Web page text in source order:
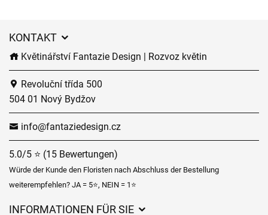
KONTAKT
Květinářství Fantazie Design | Rozvoz květin
Revoluční třída 500
504 01 Nový Bydžov
info@fantaziedesign.cz
5.0/5 ⭐ (15 Bewertungen)
Würde der Kunde den Floristen nach Abschluss der Bestellung
weiterempfehlen? JA = 5⭐, NEIN = 1⭐
INFORMATIONEN FÜR SIE